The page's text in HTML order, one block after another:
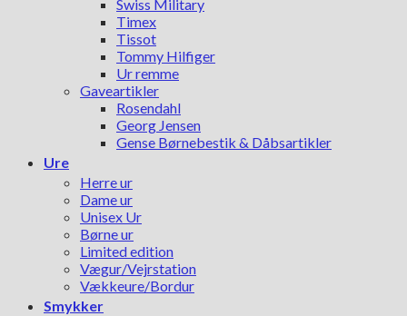
Swiss Military
Timex
Tissot
Tommy Hilfiger
Ur remme
Gaveartikler
Rosendahl
Georg Jensen
Gense Børnebestik & Dåbsartikler
Ure
Herre ur
Dame ur
Unisex Ur
Børne ur
Limited edition
Vægur/Vejrstation
Vækkeure/Bordur
Smykker